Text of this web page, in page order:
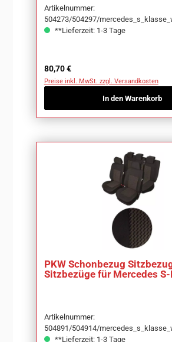
Artikelnummer:
504273/504297/
**Lieferzeit: 1-3 Tage
Regulärer Preis:
80,70 €
Preise inkl. MwSt. zzgl. Versandkosten
In den Warenkorb
PKW Schonbezug
Sitzbezüge für Mercedes
Artikelnummer:
504891/504914/
**Lieferzeit: 1-3 Tage